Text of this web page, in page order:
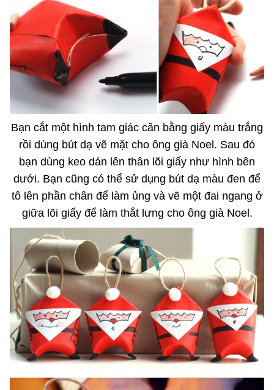
Bạn cắt một hình tam giác cân bằng giấy màu trắng
rồi dùng bút dạ vẽ mặt cho ông già Noel. Sau đó
bạn dùng keo dán lên thân lõi giấy như hình bên
dưới. Bạn cũng có thể sử dụng bút dạ màu đen để
tô lên phần chân để làm ủng và vẽ một đai ngang ở
giữa lõi giấy để làm thắt lưng cho ông già Noel.